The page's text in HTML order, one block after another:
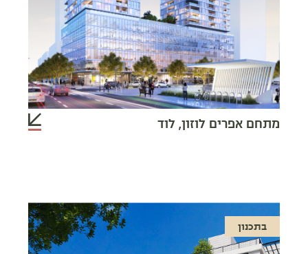
מתחם אפרים לוזון, לוד
בתכנון